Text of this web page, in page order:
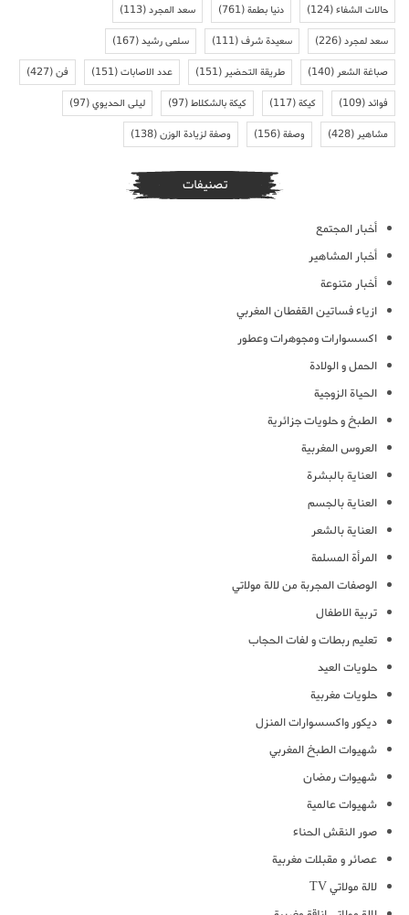
حالات الشفاء(124) دنيا بطمة(761) سعد المجرد(113)
سعد لمجرد(226) سعيدة شرف(111) سلمى رشيد(167)
صباغة الشعر(140) طريقة التحضير(151) عدد الاصابات(151) فن(427)
فوائد(109) كيكة(117) كيكة بالشكلاط(97) ليلى الحديوي(97)
مشاهير(428) وصفة(156) وصفة لزيادة الوزن(138)
تصنيفات
أخبار المجتمع
أخبار المشاهير
أخبار متنوعة
ازياء فساتين القفطان المغربي
اكسسوارات ومجوهرات وعطور
الحمل و الولادة
الحياة الزوجية
الطبخ و حلويات جزائرية
العروس المغربية
العناية بالبشرة
العناية بالجسم
العناية بالشعر
المرأة المسلمة
الوصفات المجربة من لالة مولاتي
تربية الاطفال
تعليم ربطات و لفات الحجاب
حلويات العيد
حلويات مغربية
ديكور واكسسوارات المنزل
شهيوات الطبخ المغربي
شهيوات رمضان
شهيوات عالمية
صور النقش الحناء
عصائر و مقبلات مغربية
لالة مولاتي TV